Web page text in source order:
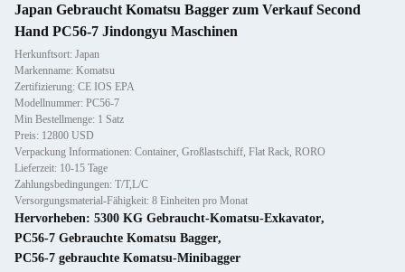
Japan Gebraucht Komatsu Bagger zum Verkauf Second
Hand PC56-7 Jindongyu Maschinen
Herkunftsort: Japan
Markenname: Komatsu
Zertifizierung: CE IOS EPA
Modellnummer: PC56-7
Min Bestellmenge: 1 Satz
Preis: 12800 USD
Verpackung Informationen: Container, Großlastschiff, Flat Rack, RORO
Lieferzeit: 10-15 Tage
Zahlungsbedingungen: T/T,L/C
Versorgungsmaterial-Fähigkeit: 8 Einheiten pro Monat
Hervorheben: 5300 KG Gebraucht-Komatsu-Exkavator,
PC56-7 Gebrauchte Komatsu Bagger,
PC56-7 gebrauchte Komatsu-Minibagger